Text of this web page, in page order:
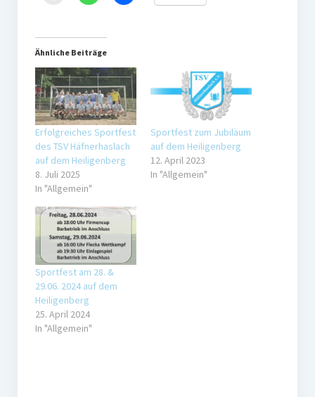
Ähnliche Beiträge
Erfolgreiches Sportfest
des TSV Häfnerhaslach
auf dem Heiligenberg
8. Juli 2025
In "Allgemein"
Sportfest zum Jubiläum
auf dem Heiligenberg
12. April 2023
In "Allgemein"
Sportfest am 28. &
29.06. 2024 auf dem
Heiligenberg
25. April 2024
In "Allgemein"